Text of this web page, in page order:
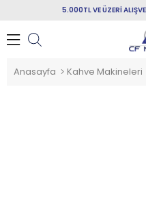
5.000TL VE ÜZERİ
Anasayfa Kahve Makineleri